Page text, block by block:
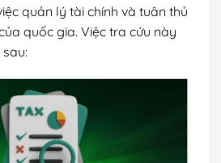
quản lý tài chính và tuân thủ
quốc gia. Việc tra cứu này